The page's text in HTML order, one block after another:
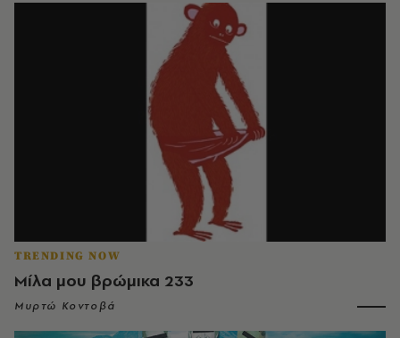
TRENDING NOW
Μίλα μου βρώμικα 233
Μυρτώ Κοντοβά